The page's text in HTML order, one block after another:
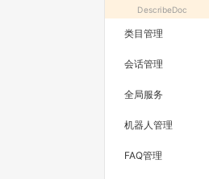
DescribeDoc
类目管理
会话管理
全局服务
机器人管理
FAQ管理